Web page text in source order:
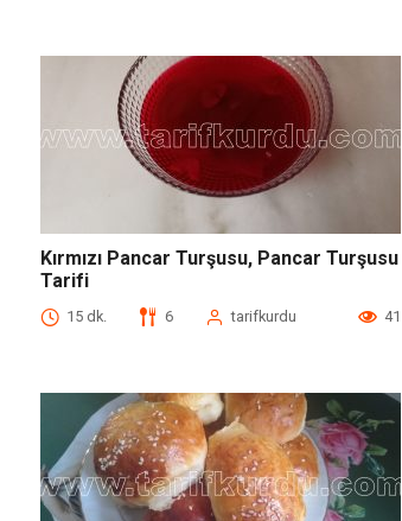
Kırmızı Pancar Turşusu, Pancar Turşusu
Tarifi
15 dk. 6 tarifkurdu 41